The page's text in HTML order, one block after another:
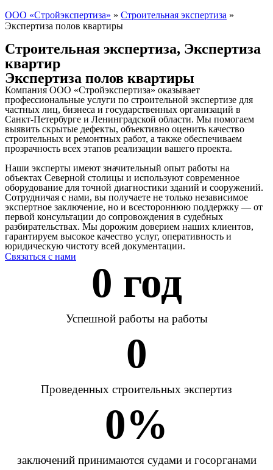
ООО «Стройэкспертиза» » Строительная экспертиза »
Экспертиза полов квартиры
Строительная экспертиза, Экспертиза
квартир
Экспертиза полов квартиры
Компания ООО «Стройэкспертиза» оказывает
профессиональные услуги по строительной экспертизе для
частных лиц, бизнеса и государственных организаций в
Санкт-Петербурге и Ленинградской области. Мы помогаем
выявить скрытые дефекты, объективно оценить качество
строительных и ремонтных работ, а также обеспечиваем
прозрачность всех этапов реализации вашего проекта.
Наши эксперты имеют значительный опыт работы на
объектах Северной столицы и используют современное
оборудование для точной диагностики зданий и сооружений.
Сотрудничая с нами, вы получаете не только независимое
экспертное заключение, но и всестороннюю поддержку — от
первой консультации до сопровождения в судебных
разбирательствах. Мы дорожим доверием наших клиентов,
гарантируем высокое качество услуг, оперативность и
юридическую чистоту всей документации.
Связаться с нами
0 год
Успешной работы на работы
0
Проведенных строительных экспертиз
0%
заключений принимаются судами и госорганами